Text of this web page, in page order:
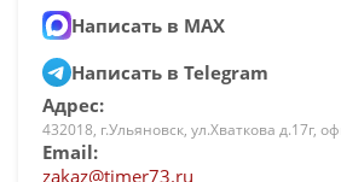
Написать в MAX
Написать в Telegram
Адрес:
432018, г.Ульяновск, ул.Хваткова д.17г,
Email:
zakaz@timer73.ru